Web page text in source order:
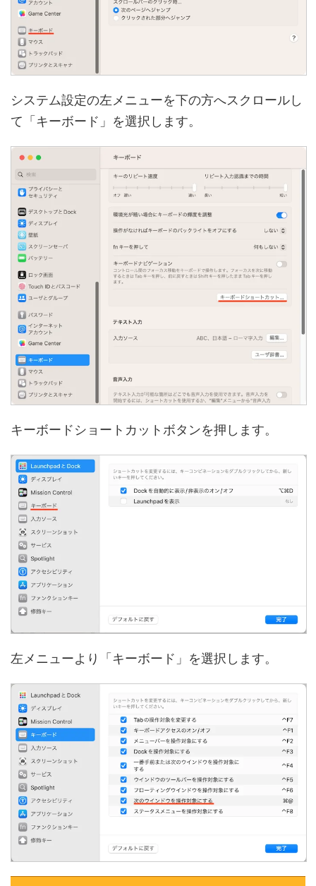
システム設定の左メニューを下の方へスクロールし
て「キーボード」を選択します。
キーボードショートカットボタンを押します。
左メニューより「キーボード」を選択します。